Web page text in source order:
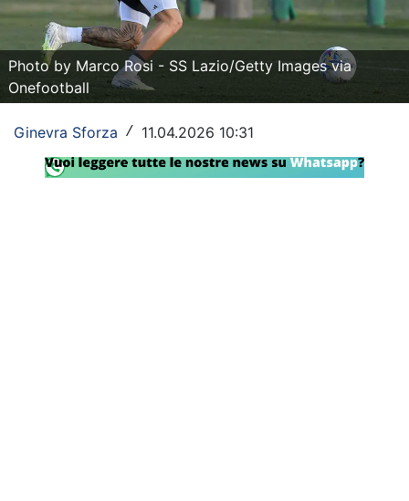
Europa League
Altri Sport
Formula 1
Tennis
Vela
Photo by Marco Rosi - SS Lazio/Getty Images via
Onefootball
Ginevra Sforza / 11.04.2026 10:31